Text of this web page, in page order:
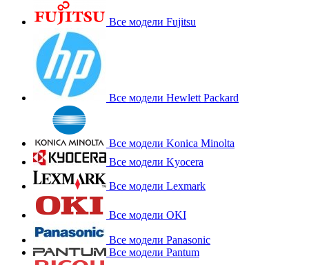
Все модели Fujitsu
Все модели Hewlett Packard
Все модели Konica Minolta
Все модели Kyocera
Все модели Lexmark
Все модели OKI
Все модели Panasonic
Все модели Pantum